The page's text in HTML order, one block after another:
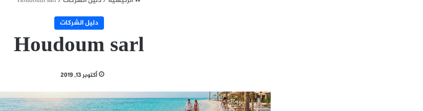
دليل الشركات
Houdoum sarl
أكتوبر 13, 2019